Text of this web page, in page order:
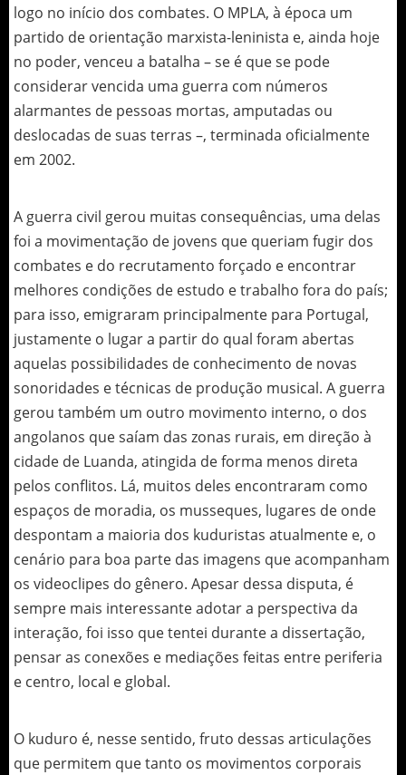
logo no início dos combates. O MPLA, à época um
partido de orientação marxista-leninista e, ainda hoje
no poder, venceu a batalha – se é que se pode
considerar vencida uma guerra com números
alarmantes de pessoas mortas, amputadas ou
deslocadas de suas terras –, terminada oficialmente
em 2002.
A guerra civil gerou muitas consequências, uma delas
foi a movimentação de jovens que queriam fugir dos
combates e do recrutamento forçado e encontrar
melhores condições de estudo e trabalho fora do país;
para isso, emigraram principalmente para Portugal,
justamente o lugar a partir do qual foram abertas
aquelas possibilidades de conhecimento de novas
sonoridades e técnicas de produção musical. A guerra
gerou também um outro movimento interno, o dos
angolanos que saíam das zonas rurais, em direção à
cidade de Luanda, atingida de forma menos direta
pelos conflitos. Lá, muitos deles encontraram como
espaços de moradia, os musseques, lugares de onde
despontam a maioria dos kuduristas atualmente e, o
cenário para boa parte das imagens que acompanham
os videoclipes do gênero. Apesar dessa disputa, é
sempre mais interessante adotar a perspectiva da
interação, foi isso que tentei durante a dissertação,
pensar as conexões e mediações feitas entre periferia
e centro, local e global.
O kuduro é, nesse sentido, fruto dessas articulações
que permitem que tanto os movimentos corporais